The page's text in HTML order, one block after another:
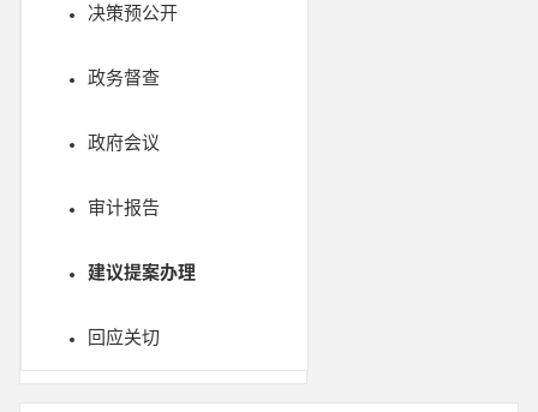
决策预公开
政务督查
政府会议
审计报告
建议提案办理
回应关切